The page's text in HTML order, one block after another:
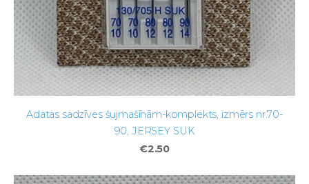
Adatas sadzīves šujmašīnām-komplekts, izmērs nr.70-
90, JERSEY SUK
€2.50